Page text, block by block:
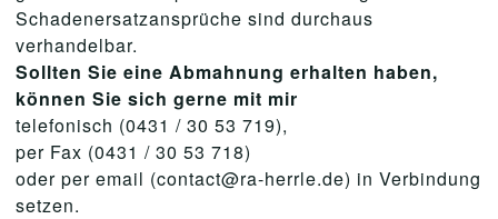
Schadenersatzansprüche sind durchaus
verhandelbar.
Sollten Sie eine Abmahnung erhalten haben,
können Sie sich gerne mit mir
telefonisch (0431 / 30 53 719),
per Fax (0431 / 30 53 718)
oder per email (contact@ra-herrle.de) in Verbindung
setzen.